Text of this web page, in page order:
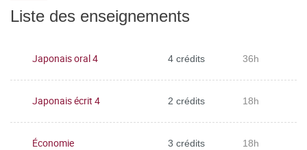
Liste des enseignements
Japonais oral 4 4 crédits 36h
Japonais écrit 4 2 crédits 18h
Économie 3 crédits 18h